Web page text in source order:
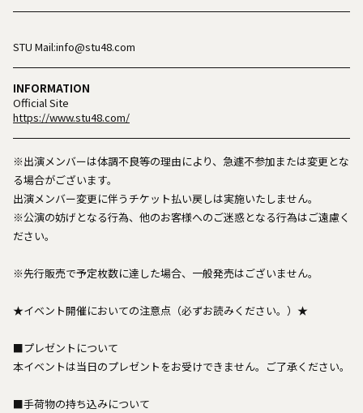
STU Mail:info@stu48.com
INFORMATION
Official Site
https://www.stu48.com/
※出演メンバーは体調不良等の理由により、急遽不参加または変更とな
る場合がございます。
出演メンバー変更に伴うチケット払い戻しは実施いたしません。
※公演の妨げとなる行為、他のお客様へのご迷惑となる行為はご遠慮く
ださい。
※先行販売で予定枚数に達した場合、一般発売はございません。
★イベント開催においての注意点（必ずお読みください。）★
■プレゼントについて
本イベントは当日のプレゼントをお受けできません。ご了承ください。
■手荷物の持ち込みについて